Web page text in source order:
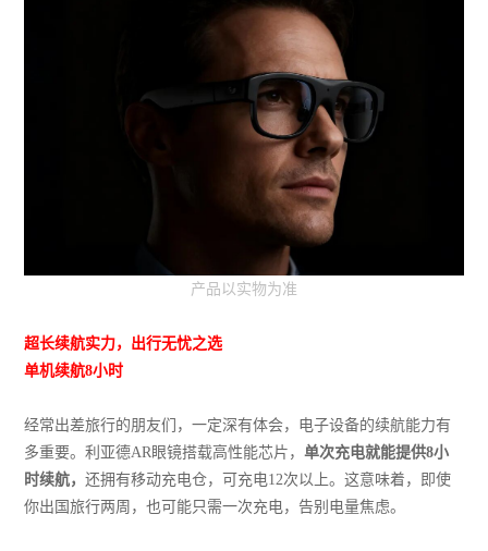
产品以实物为准
超长续航实力，出行无忧之选
单机续航8小时
经常出差旅行的朋友们，一定深有体会，电子设备的续航能力有
多重要。利亚德AR眼镜搭载高性能芯片，单次充电就能提供8小
时续航，还拥有移动充电仓，可充电12次以上。这意味着，即使
你出国旅行两周，也可能只需一次充电，告别电量焦虑。